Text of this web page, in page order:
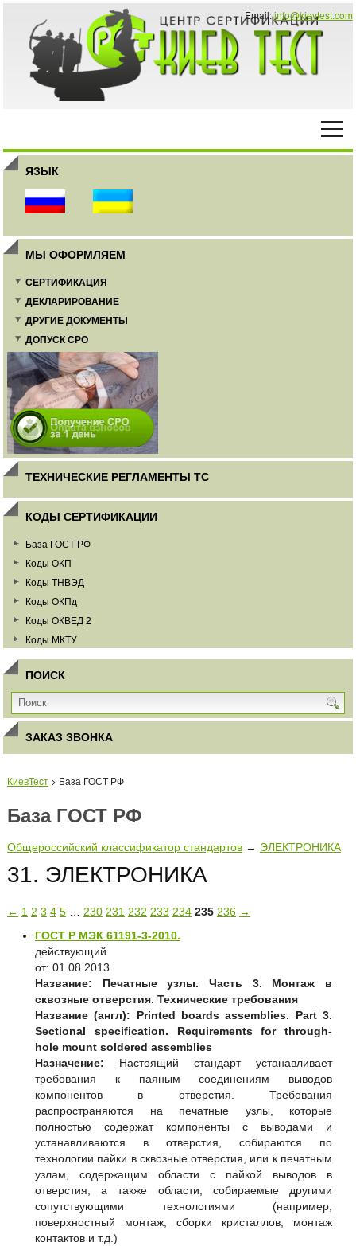
Email:info@kievtest.com
ЯЗЫК
МЫ ОФОРМЛЯЕМ
СЕРТИФИКАЦИЯ
ДЕКЛАРИРОВАНИЕ
ДРУГИЕ ДОКУМЕНТЫ
ДОПУСК СРО
ТЕХНИЧЕСКИЕ РЕГЛАМЕНТЫ ТС
КОДЫ СЕРТИФИКАЦИИ
База ГОСТ РФ
Коды ОКП
Коды ТНВЭД
Коды ОКПд
Коды ОКВЕД 2
Коды МКТУ
ПОИСК
ЗАКАЗ ЗВОНКА
КиевТест > База ГОСТ РФ
База ГОСТ РФ
Общероссийский классификатор стандартов → ЭЛЕКТРОНИКА
31. ЭЛЕКТРОНИКА
← 1 2 3 4 5 230 231 232 233 234 235 236 →
ГОСТ Р МЭК 61191-3-2010.
действующий
от: 01.08.2013
Название:
Печатные узлы. Часть 3. Монтаж в
сквозные отверстия. Технические требования
Название (англ):
Printed boards assemblies. Part 3.
Sectional specification. Requirements for through-
hole mount soldered assemblies
Назначение: Настоящий стандарт устанавливает
требования к паяным соединениям выводов
компонентов в отверстия. Требования
распространяются на печатные узлы, которые
полностью содержат компоненты с выводами и
устанавливаются в отверстия, собираются по
технологии пайки в сквозные отверстия, или к печатным
узлам, содержащим области с пайкой выводов в
отверстия, а также области, собираемые другими
сопутствующими технологиями (например,
поверхностный монтаж, сборки кристаллов, монтаж
контактов и т.д.)